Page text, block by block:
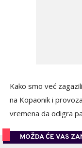
Kako smo već
na Kopaonik i
vremena da odigra
MOŽDA ĆE VAS